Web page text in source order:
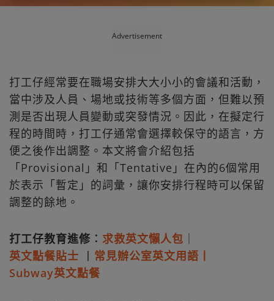
Advertisement
打工仔經常要在職場安排大大小小的會議和活動，
當中涉及人員、場地或技術等多個方面，但難以預
測是否出現人員變動或突發情況。因此，在擬定行
程的時間時，打工仔通常會選擇較保守的語言，方
便之後作出調整。本文將會介紹包括
「Provisional」和「Tentative」在內的6個常用
於表示「暫定」的詞彙，讓你安排行程時可以保留
調整的餘地。
打工仔教育進修︰ 求救英文懶人包
英文點餐貼士 丨 常見辦公室英文用語丨
Subway英文點餐